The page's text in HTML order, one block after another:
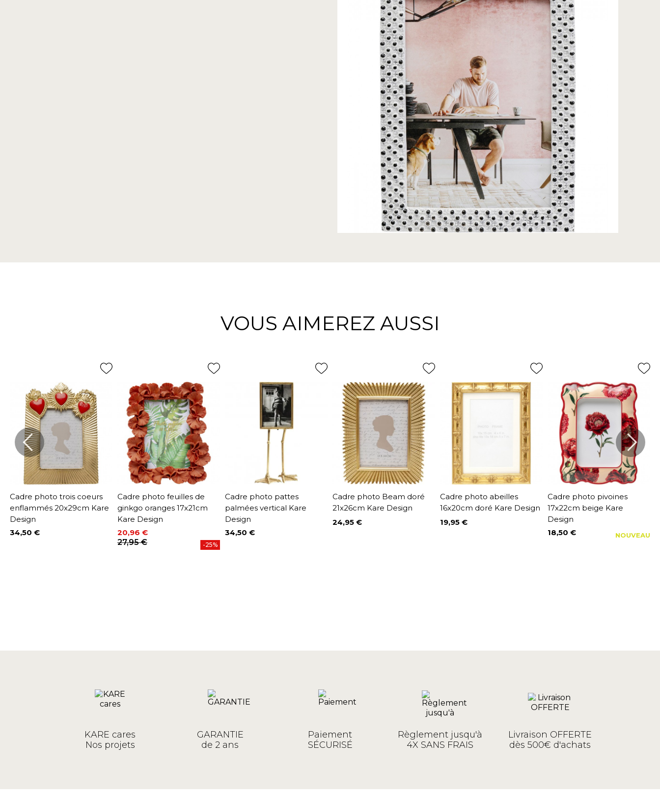
VOUS AIMEREZ AUSSI
Cadre photo trois coeurs
enflammés 20x29cm Kare
Design
Prix
34,50 €
Cadre photo feuilles de
ginkgo oranges 17x21cm
Kare Design
Prix
20,96 €
Prix de base
27,95 € -25%
Cadre photo pattes
palmées vertical Kare
Design
Prix
34,50 €
Cadre photo Beam doré
21x26cm Kare Design
Prix
24,95 €
Cadre photo abeilles
16x20cm doré Kare Design
Prix
19,95 €
Cadre photo pivoines
17x22cm beige Kare
Design
Prix
18,50 € NOUVEAU
KARE cares
Nos projets
GARANTIE
de 2 ans
Paiement
SÉCURISÉ
Règlement jusqu'à
4X SANS FRAIS
Livraison OFFERTE
dès 500€ d'achats